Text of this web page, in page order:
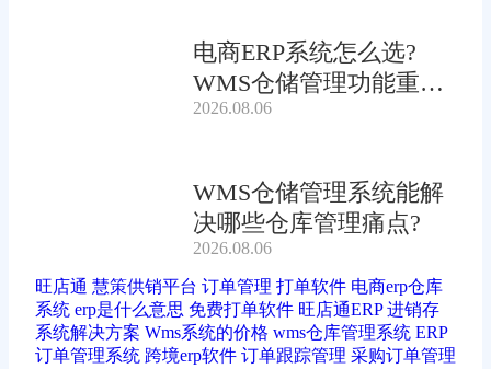
电商ERP系统怎么选?
WMS仓储管理功能重要
吗?
2026.08.06
WMS仓储管理系统能解
决哪些仓库管理痛点?
2026.08.06
旺店通 慧策供销平台 订单管理 打单软件 电商erp仓库
系统 erp是什么意思 免费打单软件 旺店通ERP 进销存
系统解决方案 Wms系统的价格 wms仓库管理系统 ERP
订单管理系统 跨境erp软件 订单跟踪管理 采购订单管理